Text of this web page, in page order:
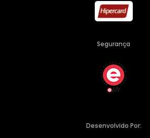
Segurança
Desenvolvido Por: